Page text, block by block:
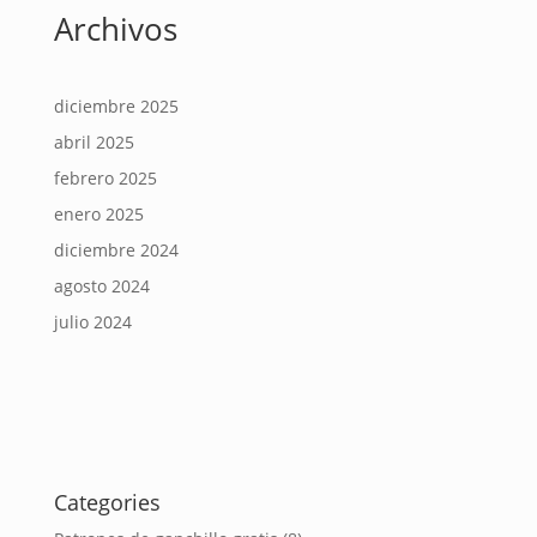
Archivos
diciembre 2025
abril 2025
febrero 2025
enero 2025
diciembre 2024
agosto 2024
julio 2024
Categories